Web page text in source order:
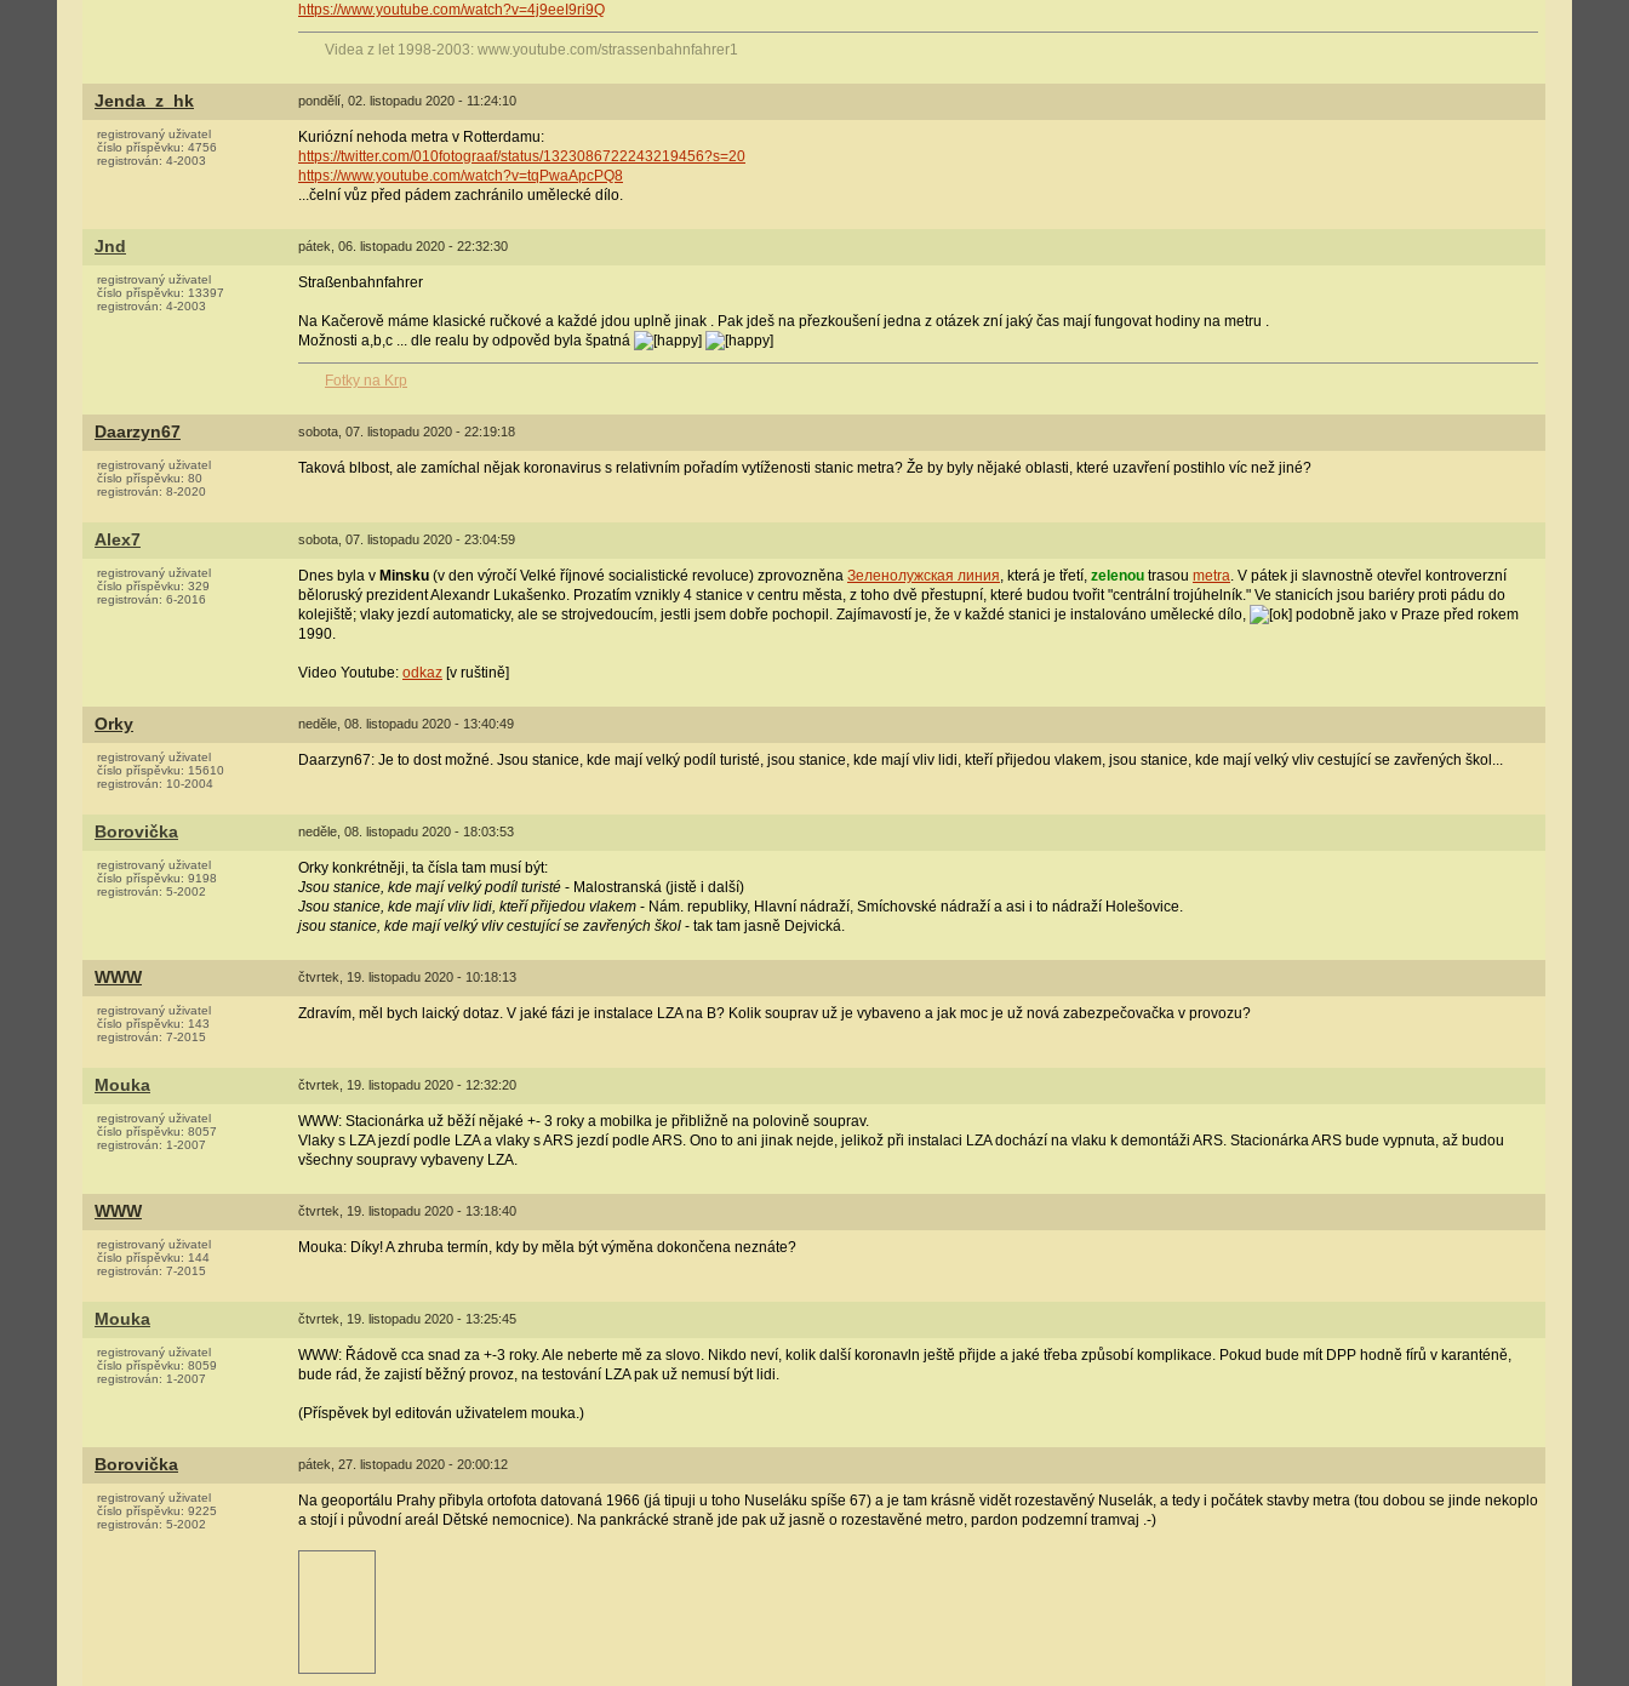
https://www.youtube.com/watch?v=4j9eeI9ri9Q
Videa z let 1998-2003: www.youtube.com/strassenbahnfahrer1
Jenda_z_hk pondělí, 02. listopadu 2020 - 11:24:10
registrovaný uživatel
číslo příspěvku: 4756
registrován: 4-2003
Kuriózní nehoda metra v Rotterdamu:
https://twitter.com/010fotograaf/status/1323086722243219456?s=20
https://www.youtube.com/watch?v=tqPwaApcPQ8
...čelní vůz před pádem zachránilo umělecké dílo.
Jnd pátek, 06. listopadu 2020 - 22:32:30
registrovaný uživatel
číslo příspěvku: 13397
registrován: 4-2003
Straßenbahnfahrer
Na Kačerově máme klasické ručkové a každé jdou uplně jinak . Pak jdeš na přezkoušení jedna z otázek zní jaký čas mají fungovat hodiny na metru .
Možnosti a,b,c ... dle realu by odpověd byla špatná
Fotky na Krp
Daarzyn67 sobota, 07. listopadu 2020 - 22:19:18
registrovaný uživatel
číslo příspěvku: 80
registrován: 8-2020
Taková blbost, ale zamíchal nějak koronavirus s relativním pořadím vytíženosti stanic metra? Že by byly nějaké oblasti, které uzavření postihlo víc než jiné?
Alex7 sobota, 07. listopadu 2020 - 23:04:59
registrovaný uživatel
číslo příspěvku: 329
registrován: 6-2016
Dnes byla v Minsku (v den výročí Velké říjnové socialistické revoluce) zprovozněna Зеленолужская линия, která je třetí, zelenou trasou metra. V pátek ji slavnostně otevřel kontroverzní
běloruský prezident Alexandr Lukašenko. Prozatím vznikly 4 stanice v centru města, z toho dvě přestupní, které budou tvořit "centrální trojúhelník." Ve stanicích jsou bariéry proti pádu do
kolejiště; vlaky jezdí automaticky, ale se strojvedoucím, jestli jsem dobře pochopil. Zajímavostí je, že v každé stanici je instalováno umělecké dílo,
podobně jako v Praze před rokem
1990.
Video Youtube: odkaz [v ruštině]
Orky neděle, 08. listopadu 2020 - 13:40:49
registrovaný uživatel
číslo příspěvku: 15610
registrován: 10-2004
Daarzyn67: Je to dost možné. Jsou stanice, kde mají velký podíl turisté, jsou stanice, kde mají vliv lidi, kteří přijedou vlakem, jsou stanice, kde mají velký vliv cestující se zavřených škol...
Borovička neděle, 08. listopadu 2020 - 18:03:53
registrovaný uživatel
číslo příspěvku: 9198
registrován: 5-2002
Orky konkrétněji, ta čísla tam musí být:
Jsou stanice, kde mají velký podíl turisté - Malostranská (jistě i další)
Jsou stanice, kde mají vliv lidi, kteří přijedou vlakem - Nám. republiky, Hlavní nádraží, Smíchovské nádraží a asi i to nádraží Holešovice.
jsou stanice, kde mají velký vliv cestující se zavřených škol - tak tam jasně Dejvická.
WWW čtvrtek, 19. listopadu 2020 - 10:18:13
registrovaný uživatel
číslo příspěvku: 143
registrován: 7-2015
Zdravím, měl bych laický dotaz. V jaké fázi je instalace LZA na B? Kolik souprav už je vybaveno a jak moc je už nová zabezpečovačka v provozu?
Mouka čtvrtek, 19. listopadu 2020 - 12:32:20
registrovaný uživatel
číslo příspěvku: 8057
registrován: 1-2007
WWW: Stacionárka už běží nějaké +- 3 roky a mobilka je přibližně na polovině souprav.
Vlaky s LZA jezdí podle LZA a vlaky s ARS jezdí podle ARS. Ono to ani jinak nejde, jelikož při instalaci LZA dochází na vlaku k demontáži ARS. Stacionárka ARS bude vypnuta, až budou
všechny soupravy vybaveny LZA.
WWW čtvrtek, 19. listopadu 2020 - 13:18:40
registrovaný uživatel
číslo příspěvku: 144
registrován: 7-2015
Mouka: Díky! A zhruba termín, kdy by měla být výměna dokončena neznáte?
Mouka čtvrtek, 19. listopadu 2020 - 13:25:45
registrovaný uživatel
číslo příspěvku: 8059
registrován: 1-2007
WWW: Řádově cca snad za +-3 roky. Ale neberte mě za slovo. Nikdo neví, kolik další koronavln ještě přijde a jaké třeba způsobí komplikace. Pokud bude mít DPP hodně fírů v karanténě,
bude rád, že zajistí běžný provoz, na testování LZA pak už nemusí být lidi.
(Příspěvek byl editován uživatelem mouka.)
Borovička pátek, 27. listopadu 2020 - 20:00:12
registrovaný uživatel
číslo příspěvku: 9225
registrován: 5-2002
Na geoportálu Prahy přibyla ortofota datovaná 1966 (já tipuji u toho Nuseláku spíše 67) a je tam krásně vidět rozestavěný Nuselák, a tedy i počátek stavby metra (tou dobou se jinde nekoplo
a stojí i původní areál Dětské nemocnice). Na pankrácké straně jde pak už jasně o rozestavěné metro, pardon podzemní tramvaj .-)